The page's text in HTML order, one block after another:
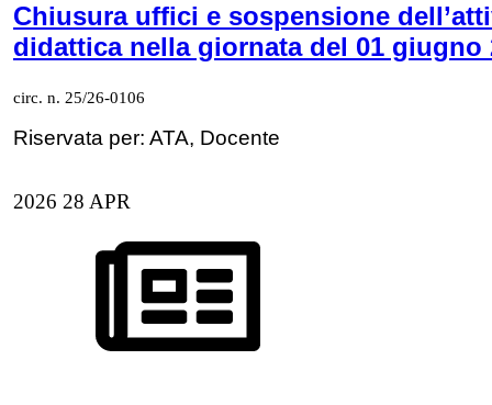
Chiusura uffici e sospensione
didattica nella giornata del 01 giugno
circ. n. 25/26-0106
Riservata per: ATA, Docente
2026 28 APR